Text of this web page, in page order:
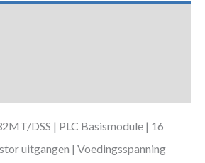
DSS | PLC Basismodule | 16
uitgangen | Voedingsspanning